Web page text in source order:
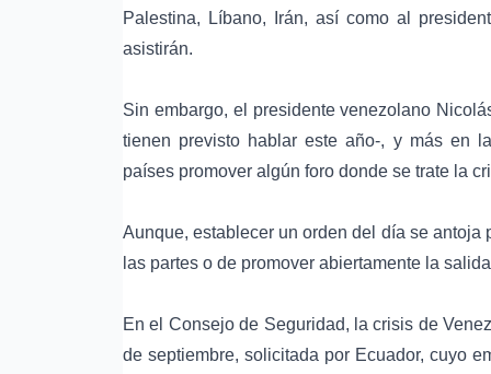
Palestina, Líbano, Irán, así como al
asistirán.
Sin embargo, el presidente venezolano
tienen previsto hablar este año-, y más en
países promover algún foro donde se trate la
Aunque, establecer un orden del día se
las partes o de promover abiertamente la
En el Consejo de Seguridad, la crisis de
de septiembre, solicitada por Ecuador, cuyo